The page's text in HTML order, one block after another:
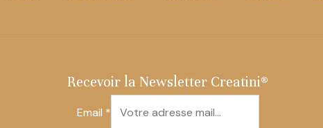
Recevoir la Newsletter Creatini®
Email *